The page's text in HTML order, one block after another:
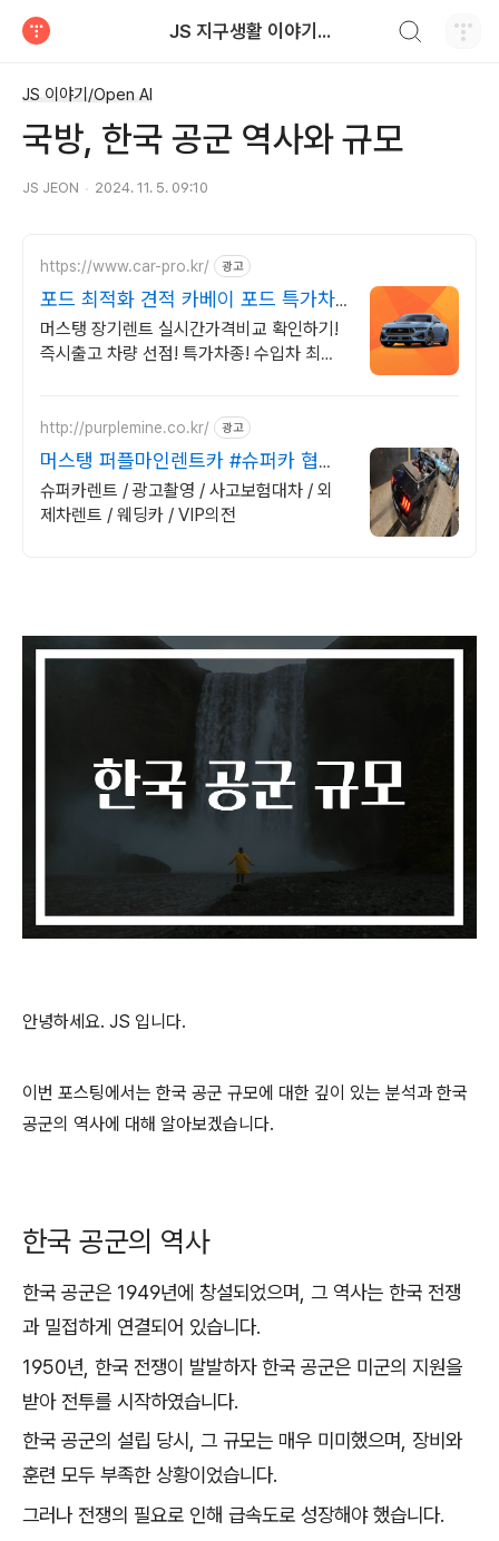
JS 지구생활 이야기...
JS 이야기/Open AI
국방, ​한국 공군 역사와 규모
JS JEON 2024. 11. 5. 09:10
https://www.car-pro.kr/ 광고
포드 최적화 견적 카베이 포드 특가차
량 무료견적
머스탱 장기렌트 실시간가격비교 확인하기!
즉시출고 차량 선점! 특가차종! 수입차 최대
http://purplemine.co.kr/ 광고
머스탱 퍼플마인렌트카 #슈퍼카 협찬
문의 #방송렌트
슈퍼카렌트 / 광고촬영 / 사고보험대차 / 외
제차렌트 / 웨딩카 / VIP의전
안녕하세요. JS 입니다.
이번 포스팅에서는 한국 공군 규모에 대한 깊이 있는 분석과 한국
공군의 역사에 대해 알아보겠습니다.
한국 공군의 역사
한국 공군은 1949년에 창설되었으며, 그 역사는 한국 전쟁
과 밀접하게 연결되어 있습니다.
1950년, 한국 전쟁이 발발하자 한국 공군은 미군의 지원을
받아 전투를 시작하였습니다.
한국 공군의 설립 당시, 그 규모는 매우 미미했으며, 장비와
훈련 모두 부족한 상황이었습니다.
그러나 전쟁의 필요로 인해 급속도로 성장해야 했습니다.